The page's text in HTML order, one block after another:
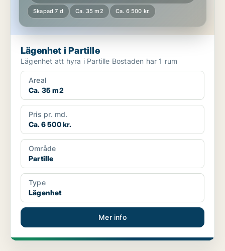
Skapad 7 d Ca. 35 m2 Ca. 6 500 kr.
Lägenhet i Partille
Lägenhet att hyra i Partille Bostaden har 1 rum
Areal
Ca. 35 m2
Pris pr. md.
Ca. 6 500 kr.
Område
Partille
Type
Lägenhet
Mer info